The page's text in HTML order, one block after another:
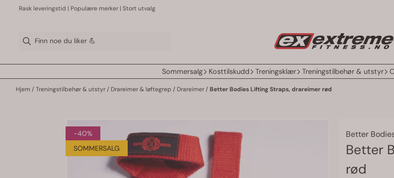
Hopp til innhold
Rask leveringstid | Populære merker | Stort utvalg
Sommersalg Kosttilskudd Treningsklær Treningstilbehør & utstyr
Hjem / Treningstilbehør & utstyr/ Drareimer & løftegrep / Drareimer/ Better Bodies Lifting Straps, drareimer rød
-40%
SOMMERSALG
Better
Better
rød